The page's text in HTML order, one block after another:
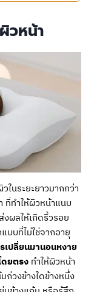
วหน้า
นระยะยาวมากกว่า
ที่ทำให้ผิวหน้าแนบ
ผลให้เกิดริ้วรอย
บบที่ไม่ใช่จากอายุ
เปลี่ยนมานอนหงาย
ยตรง ทำให้ผิวหน้า
ถ่วงข้างใดข้างหนึ่ง